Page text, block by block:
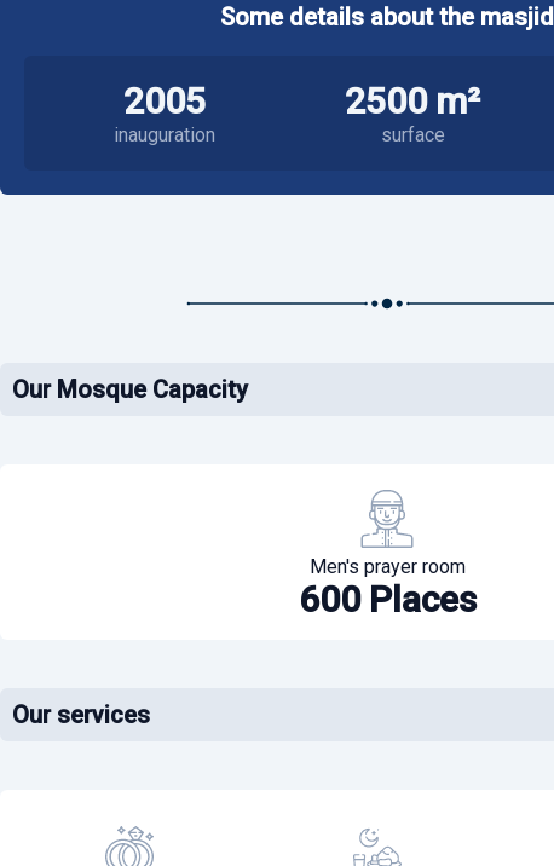
Some details about the masjid
2005
inauguration
2500 m²
surface
Our Mosque Capacity
Men's prayer room
600 Places
Our services